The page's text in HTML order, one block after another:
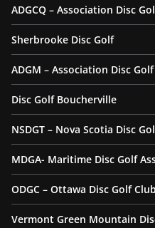
ADGCQ – Association Disc
Sherbrooke Disc Golf
ADGM – Association Disc
Disc Golf Boucherville
NSDGT – Nova Scotia Disc
MDGA- Maritime Disc Golf
ODGC – Ottawa Disc Golf Club
Vermont Green Mountain